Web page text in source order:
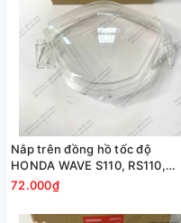
Nắp trên đồng hồ tốc độ
HONDA WAVE S110, RS110,
RSX110
72.000₫